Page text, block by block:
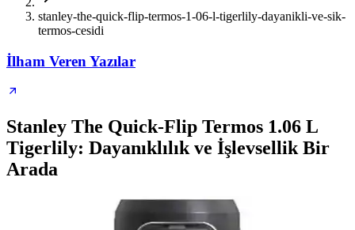
stanley-the-quick-flip-termos-1-06-l-tigerlily-dayanikli-ve-sik-
termos-cesidi
İlham Veren Yazılar
Stanley The Quick-Flip Termos 1.06 L
Tigerlily: Dayanıklılık ve İşlevsellik Bir
Arada